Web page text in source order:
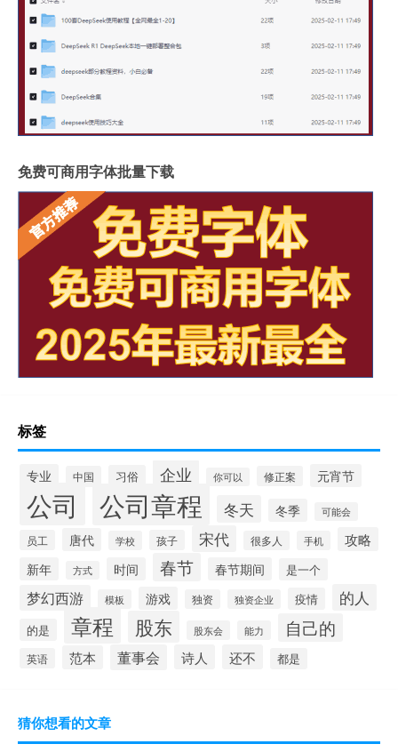
免费可商用字体批量下载
标签
专业 中国 习俗 企业 你可以 修正案 元宵节
公司 公司章程 冬天 冬季 可能会
员工 唐代 学校 孩子 宋代 很多人 手机 攻略
新年 方式 时间 春节 春节期间 是一个
梦幻西游 模板 游戏 独资 独资企业 疫情 的人
的是 章程 股东 股东会 能力 自己的
英语 范本 董事会 诗人 还不 都是
猜你想看的文章